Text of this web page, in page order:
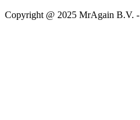
Copyright @ 2025 MrAgain B.V. -